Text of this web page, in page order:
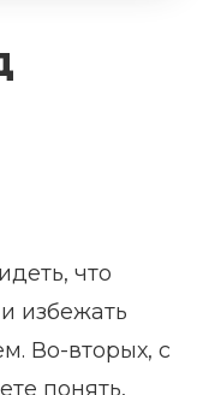
что
избежать
Во-вторых, с
понять,